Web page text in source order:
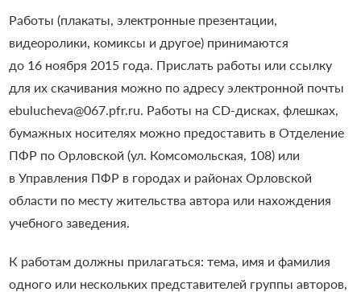
Работы (плакаты, электронные презентации,
видеоролики, комиксы и другое) принимаются
до 16 ноября 2015 года. Прислать работы или ссылку
для их скачивания можно по адресу электронной почты
ebulucheva@067.pfr.ru. Работы на CD-дисках, флешках,
бумажных носителях можно предоставить в Отделение
ПФР по Орловской (ул. Комсомольская, 108) или
в Управления ПФР в городах и районах Орловской
области по месту жительства автора или нахождения
учебного заведения.
К работам должны прилагаться: тема, имя и фамилия
одного или нескольких представителей группы авторов,